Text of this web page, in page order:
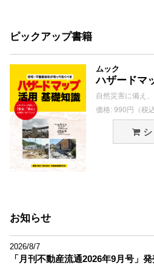
ピックアップ書籍
ムック
ハザードマ
自然災害に備え
価格: 990円（税
シ
お知らせ
2026/8/7
「月刊不動産流通2026年9月号」発